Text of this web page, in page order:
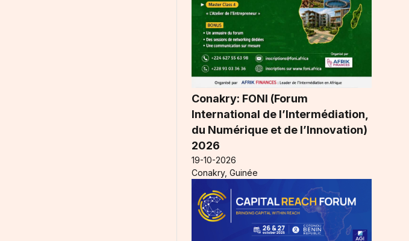
Conakry: FONI (Forum
International de l’Intermédiation,
du Numérique et de l’Innovation)
2026
19-10-2026
Conakry, Guinée